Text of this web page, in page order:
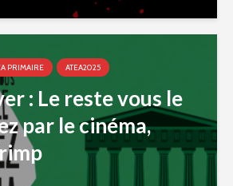
PRIMAIRE ATEA2025
: Le reste vous le
par le cinéma,